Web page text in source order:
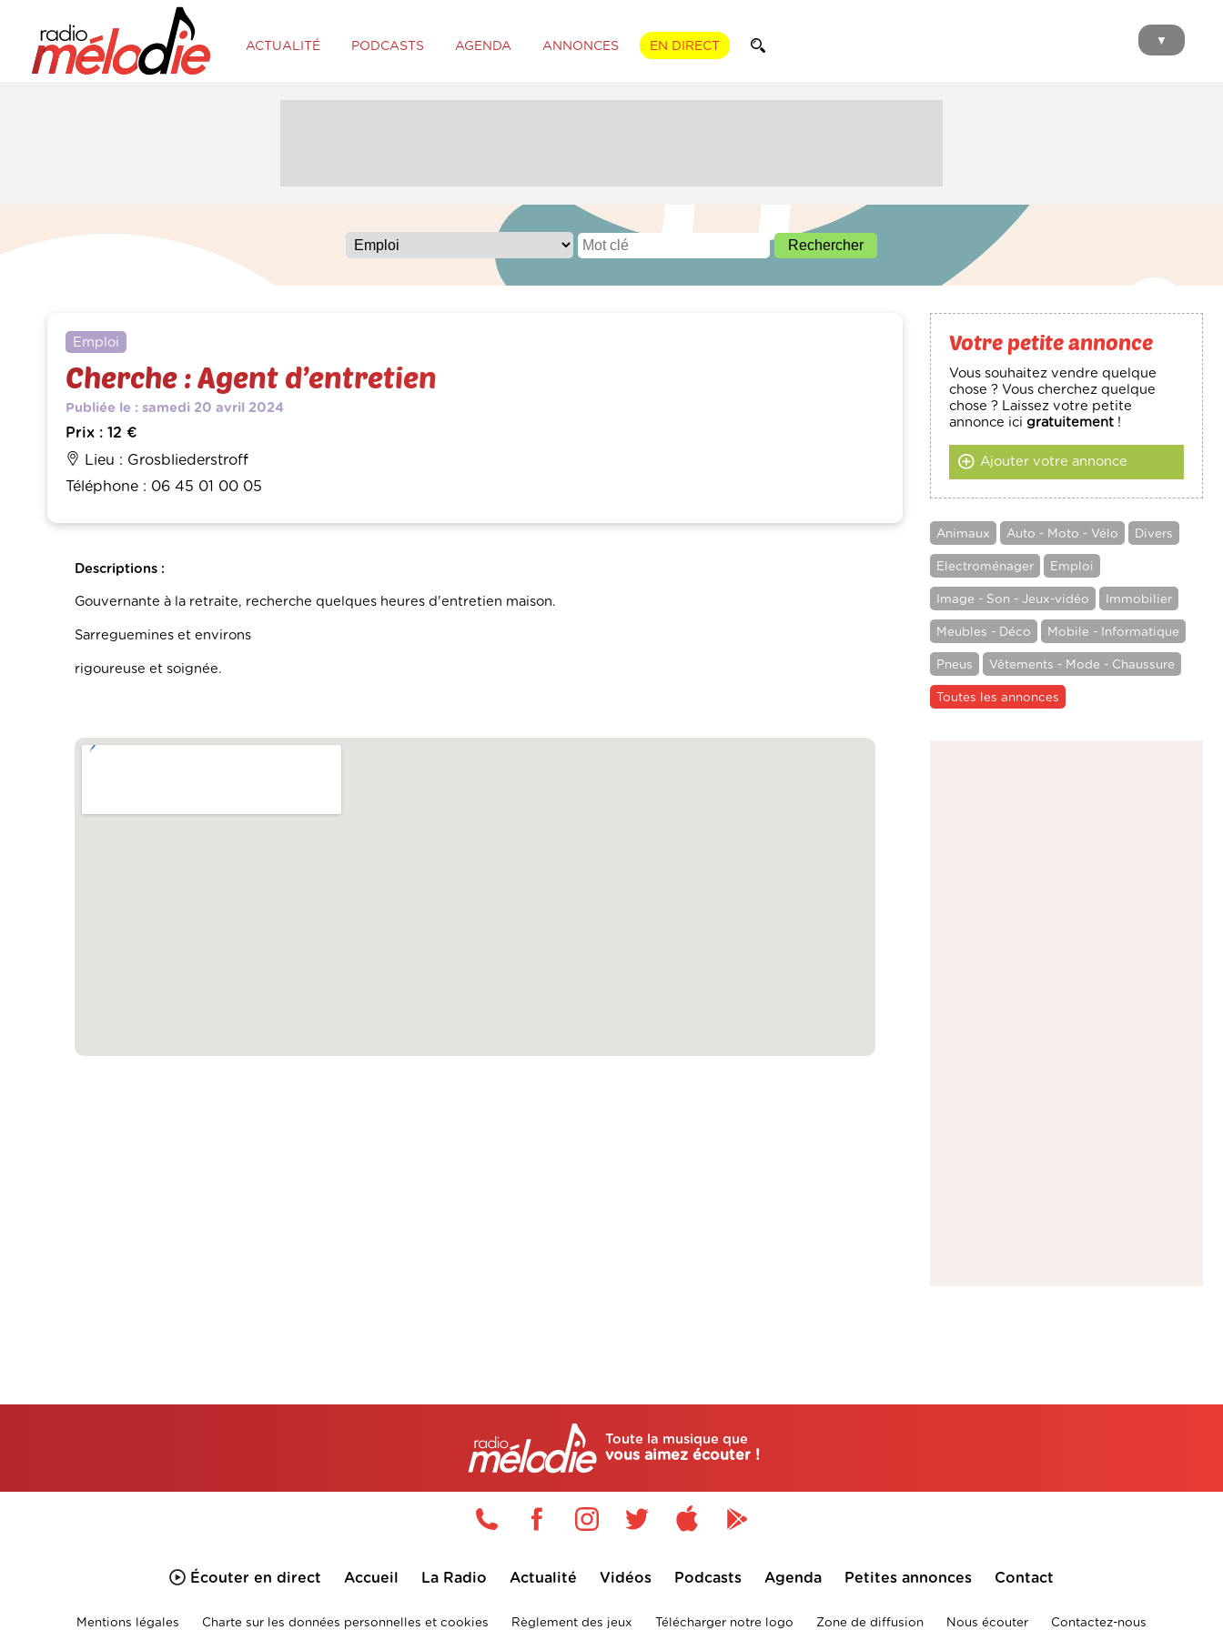
ACTUALITÉ PODCASTS AGENDA ANNONCES EN DIRECT ▼
Emploi
Cherche : Agent d’entretien
Publiée le : samedi 20 avril 2024
Prix : 12 €
Lieu : Grosbliederstroff
Téléphone : 06 45 01 00 05
Descriptions :
Gouvernante à la retraite, recherche quelques heures d'entretien maison.
Sarreguemines et environs
rigoureuse et soignée.
Votre petite annonce
Vous souhaitez vendre quelque
chose ? Vous cherchez quelque
chose ? Laissez votre petite
annonce icigratuitement !
Ajouter votre annonce
Animaux Auto - Moto - Vélo Divers
Electroménager Emploi
Image - Son - Jeux-vidéo Immobilier
Meubles - Déco Mobile - Informatique
Pneus Vêtements - Mode - Chaussure
Toutes les annonces
Toute la musique que
vous aimez écouter !
Écouter en direct Accueil La Radio Actualité Vidéos Podcasts Agenda Petites annonces Contact
Mentions légales Charte sur les données personnelles et cookies Règlement des jeux Télécharger notre logo Zone de diffusion Nous écouter Contactez-nous